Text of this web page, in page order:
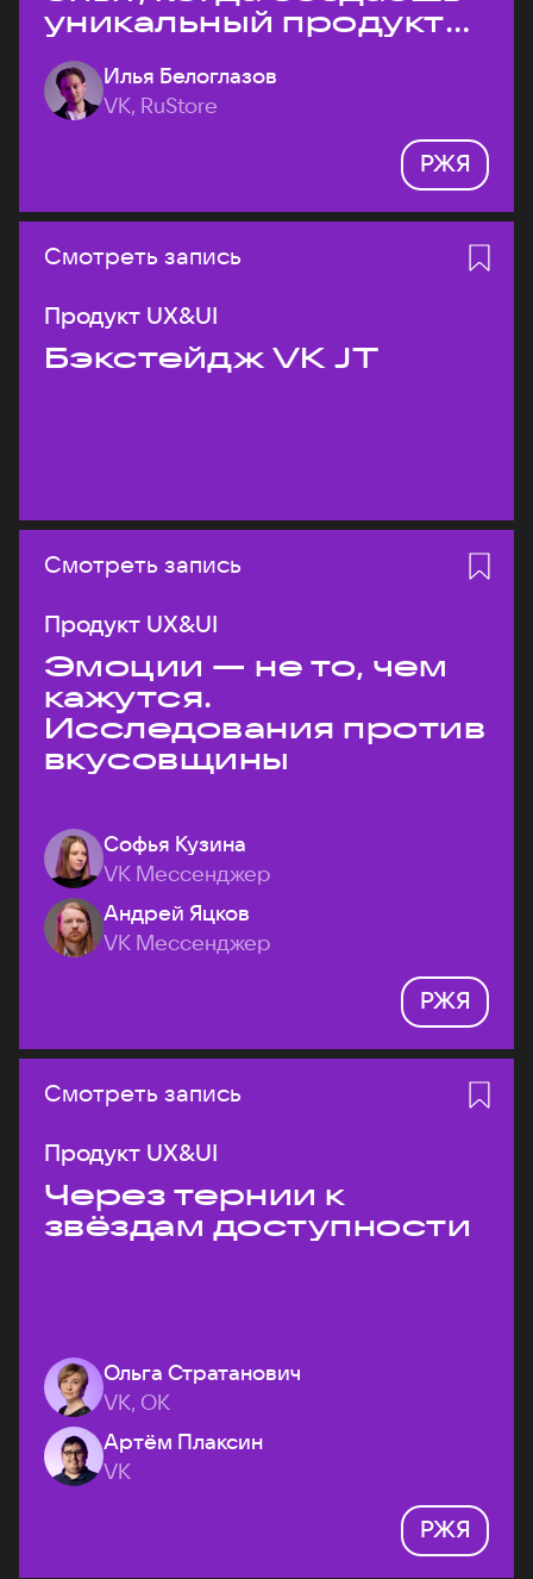
уникальный продукт
на рынке?
Илья Белоглазов
VK, RuStore
РЖЯ
Смотреть запись
Продукт UX&UI
Бэкстейдж VK JT
Смотреть запись
Продукт UX&UI
Эмоции — не то, чем
кажутся.
Исследования против
вкусовщины
Софья Кузина
VK Мессенджер
Андрей Яцков
VK Мессенджер
РЖЯ
Смотреть запись
Продукт UX&UI
Через тернии к
звёздам доступности
Ольга Стратанович
VK, ОК
Артём Плаксин
VK
РЖЯ